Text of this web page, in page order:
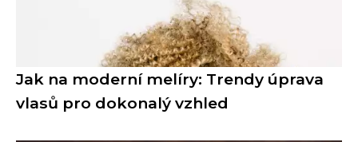
Jak na moderní melíry: Trendy úprava
vlasů pro dokonalý vzhled